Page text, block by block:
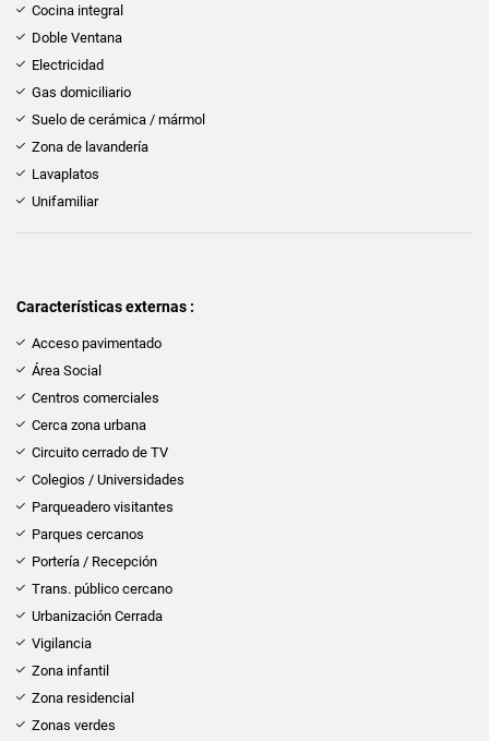
Cocina integral
Doble Ventana
Electricidad
Gas domiciliario
Suelo de cerámica / mármol
Zona de lavandería
Lavaplatos
Unifamiliar
Características externas :
Acceso pavimentado
Área Social
Centros comerciales
Cerca zona urbana
Circuito cerrado de TV
Colegios / Universidades
Parqueadero visitantes
Parques cercanos
Portería / Recepción
Trans. público cercano
Urbanización Cerrada
Vigilancia
Zona infantil
Zona residencial
Zonas verdes